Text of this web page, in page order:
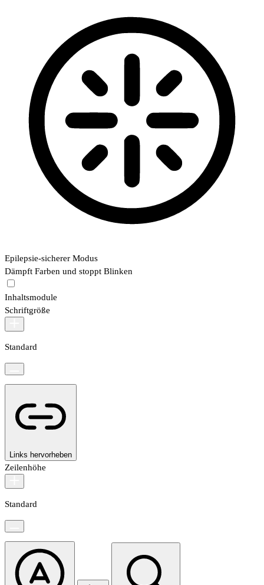
Epilepsie-sicherer Modus
Dämpft Farben und stoppt Blinken
Inhaltsmodule
Schriftgröße
Standard
Links hervorheben
Zeilenhöhe
Standard